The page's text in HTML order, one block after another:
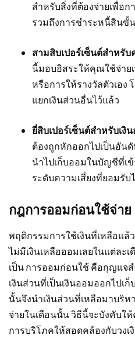
สำหรับสิ่งที่ต้องจ่ายเพื่อ
รวมถึงการชำระหนี้สินขั้
สามสิบเปอร์เซ็นต์สำหรั
นี้มอบอิสระให้คุณใช้จ่าย
หรือการให้รางวัลตัวเอง
แยกเงินส่วนอื่นไว้แล้ว
ยี่สิบเปอร์เซ็นต์สำหรับเงิ
ต้องถูกหักออกไปเป็นอัน
นำไปเก็บออมในบัญชีที่เ
ระดับความเสี่ยงที่ยอมรับ
กฎการออมก่อนใช้จ่าย
พฤติกรรมการใช้เงินที่เหลือแ
ไม่มีเงินเหลือออมเลยในแต่ละ
เป็น การออมก่อนใช้ คือกุญแจ
เงินส่วนที่เป็นเงินออมออกไปเ
นั้นจึงนำเงินส่วนที่เหลือมาบริห
จ่ายในเดือนนั้น วิธีนี้จะบังคับใ
การบริโภคให้สอดคล้องกับวงเ